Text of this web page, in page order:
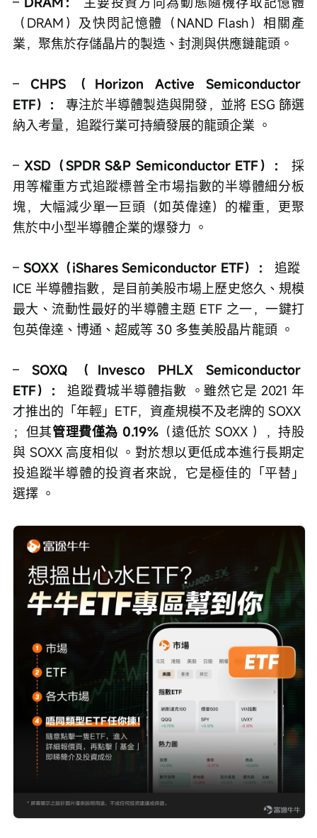
（DRAM）及快閃記憶體（NAND Flash）相關產
業，聚焦於存儲晶片的製造、封測與供應鏈龍頭。
– CHPS（Horizon Active Semiconductor
ETF）：
專注於半導體製造與開發，並將 ESG 篩選
納入考量，追蹤行業可持續發展的龍頭企業 。
– XSD（SPDR S&P Semiconductor ETF）：
採
用等權重方式追蹤標普全市場指數的半導體細分板
塊，大幅減少單一巨頭（如英偉達）的權重，更聚
焦於中小型半導體企業的爆發力 。
– SOXX（iShares Semiconductor ETF）：
追蹤
ICE 半導體指數，是目前美股市場上歷史悠久、規模
最大、流動性最好的半導體主題 ETF 之一，一鍵打
包英偉達、博通、超威等 30 多隻美股晶片龍頭 。
– SOXQ（Invesco PHLX Semiconductor
ETF）：
追蹤費城半導體指數 。雖然它是 2021 年
才推出的「年輕」ETF，資產規模不及老牌的 SOXX
；但其管理費僅為 0.19%（遠低於 SOXX ），持股
與 SOXX 高度相似 。對於想以更低成本進行長期定
投追蹤半導體的投資者來說，它是極佳的「平替」
選擇 。